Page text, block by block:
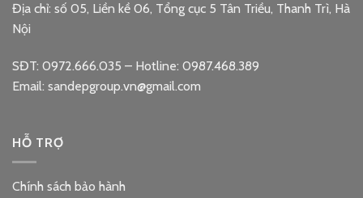
Địa chỉ: số 05, Liền kề 06, Tổng cục 5 Tân Triều, Thanh Trì, Hà
Nội
SĐT: 0972.666.035 – Hotline: 0987.468.389
Email: sandepgroup.vn@gmail.com
HỖ TRỢ
Chính sách bảo hành